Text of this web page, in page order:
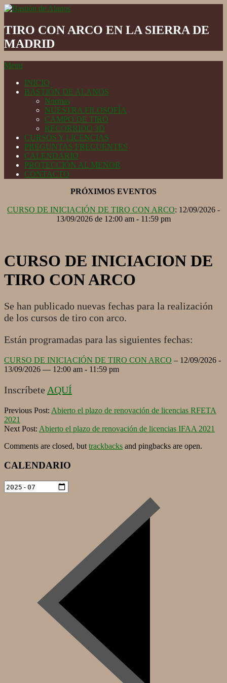
Skip
content
de
Alanos
TIRO CON ARCO EN LA SIERRA DE
MADRID
Secondary
Menu
Menu
INICIO
BASTIÓN DE ALANOS
Normas
NUESTRA FILOSOFÍA
CAMPO DE TIRO
RECORRIDO 3D
CURSOS Y LICENCIAS
PREGUNTAS FRECUENTES
CALENDARIO
PROTECCIÓN AL MENOR
CONTACTO
PRÓXIMOS EVENTOS
CURSO DE INICIACIÓN DE TIRO CON ARCO: 12/09/2026 -
13/09/2026 de 12:00 am - 11:59 pm
CURSO DE INICIACION DE
TIRO CON ARCO
Se han publicado nuevas fechas para la realización
de los cursos de tiro con arco.
Están programadas para las siguientes fechas:
CURSO DE INICIACIÓN DE TIRO CON ARCO – 12/09/2026 -
13/09/2026 — 12:00 am - 11:59 pm
Inscríbete AQUÍ
2020-
10-
08
Previous Post: Abierto el plazo de renovación de licencias RFETA
2021
Next Post: Abierto el plazo de renovación de licencias IFAA 2021
Comments are closed, but trackbacks and pingbacks are open.
CALENDARIO